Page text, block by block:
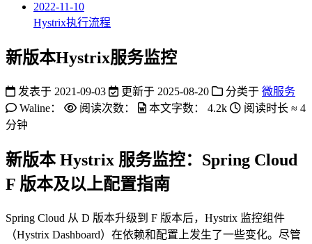
2022-11-10
Hystrix执行流程
新版本Hystrix服务监控
发表于 2021-09-03 更新于 2025-08-20 分类于 微服务
Waline：
阅读次数： 本文字数： 4.2k 阅读时长 ≈ 4
分钟
新版本 Hystrix 服务监控：Spring Cloud
F 版本及以上配置指南
Spring Cloud 从 D 版本升级到 F 版本后，Hystrix 监控组件
（Hystrix Dashboard）在依赖和配置上发生了一些变化。尽管